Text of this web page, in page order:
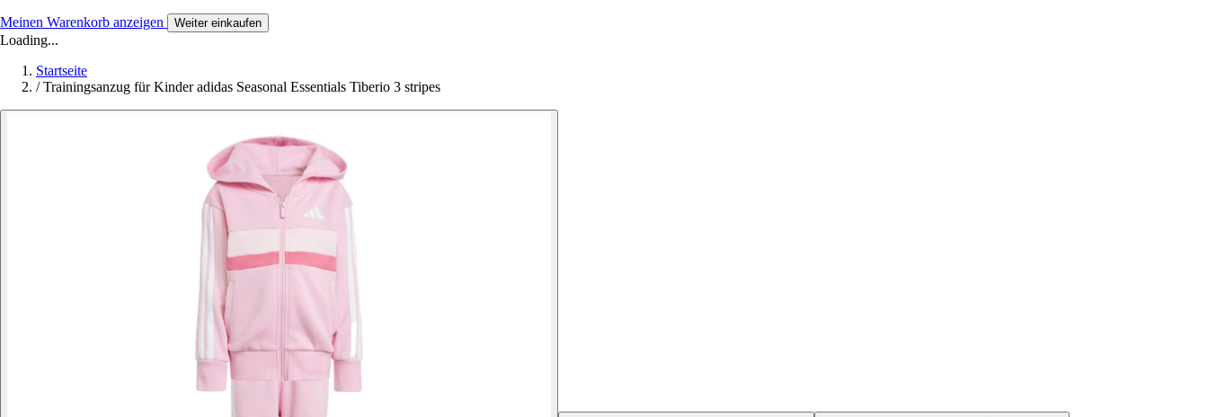
Meinen Warenkorb anzeigen Weiter einkaufen
Loading...
Startseite
/ Trainingsanzug für Kinder adidas Seasonal Essentials Tiberio 3 stripes